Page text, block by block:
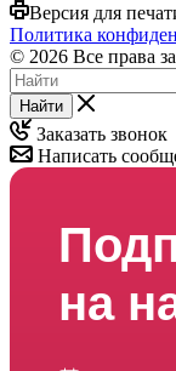
Версия для
Политика
© 2026 Все права
Найти
Заказать звонок
Написать
на